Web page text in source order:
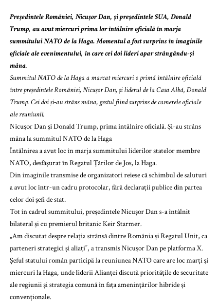
Președintele României, Nicușor Dan, și președintele SUA, Donald
Trump, au avut miercuri prima lor întâlnire oficială în marja
summitului NATO de la Haga. Momentul a fost surprins în imaginile
oficiale ale evenimentului, în care cei doi lideri apar strângându-și
mâna.
Summitul NATO de la Haga a marcat miercuri o primă întâlnire oficială
între președintele României, Nicușor Dan, și liderul de la Casa Albă, Donald
Trump. Cei doi și-au strâns mâna, gestul fiind surprins de camerele oficiale
ale reuniunii.
Nicușor Dan și Donald Trump, prima întâlnire oficială. Și-au strâns
mâna la summitul NATO de la Haga
Întâlnirea a avut loc în marja summitului liderilor statelor membre
NATO, desfășurat în Regatul Țărilor de Jos, la Haga.
Din imaginile transmise de organizatori reiese că schimbul de saluturi
a avut loc într-un cadru protocolar, fără declarații publice din partea
celor doi șefi de stat.
Tot în cadrul summitului, președintele Nicușor Dan s-a întâlnit
bilateral și cu premierul britanic Keir Starmer.
„Am discutat despre relația strânsă dintre România și Regatul Unit, ca
parteneri strategici și aliați”, a transmis Nicușor Dan pe platforma X.
Șeful statului român participă la reuniunea NATO care are loc marți și
miercuri la Haga, unde liderii Alianței discută prioritățile de securitate
ale regiunii și strategia comună în fața amenințărilor hibride și
convenționale.